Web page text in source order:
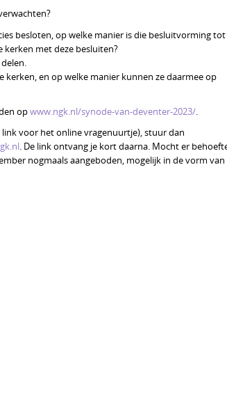
besloten, op welke manier is die besluitvorming tot
met deze besluiten?
en op welke manier kunnen ze daarmee op
opwww.ngk.nl/synode-van-deventer-2023/.
voor het online vragenuurtje), stuur dan
. De link ontvang je kort daarna. Mocht er
nogmaals aangeboden, mogelijk in de vorm van